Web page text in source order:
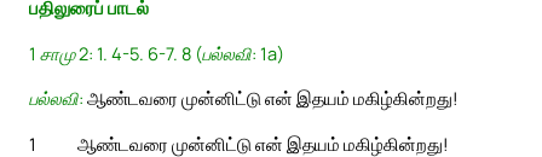
பதிலுரைப் பாடல்
1 சாமு 2: 1. 4-5. 6-7. 8 (பல்லவி: 1a)
பல்லவி: ஆண்டவரை முன்னிட்டு என் இதயம் மகிழ்கின்றது!
1
ஆண்டவரை முன்னிட்டு என் இதயம் மகிழ்கின்றது!